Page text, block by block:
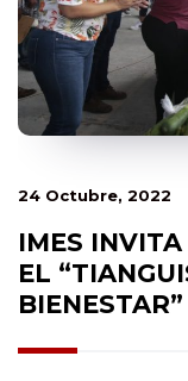
24 Octubre, 2022
IMES
EL
BIENESTAR”